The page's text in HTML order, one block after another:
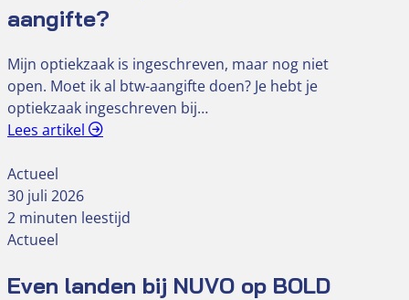
aangifte?
Mijn optiekzaak is ingeschreven, maar nog niet
open. Moet ik al btw-aangifte doen? Je hebt je
optiekzaak ingeschreven bij…
Lees artikel
Actueel
30 juli 2026
2 minuten leestijd
Actueel
Even landen bij NUVO op BOLD